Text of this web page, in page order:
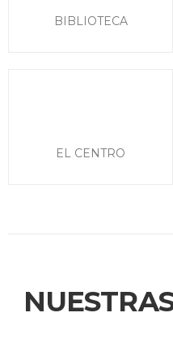
BIBLIOTECA
EL CENTRO